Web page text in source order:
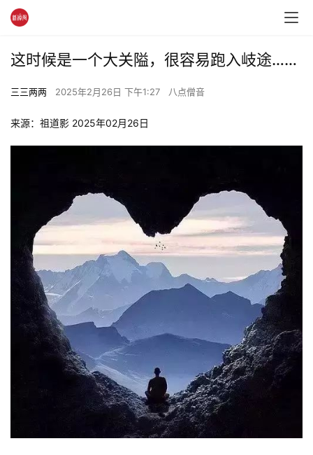
这时候是一个大关隘，很容易跑入岐途……
三三两两 2025年2月26日 下午1:27 八点僧音
来源：祖道影 2025年02月26日